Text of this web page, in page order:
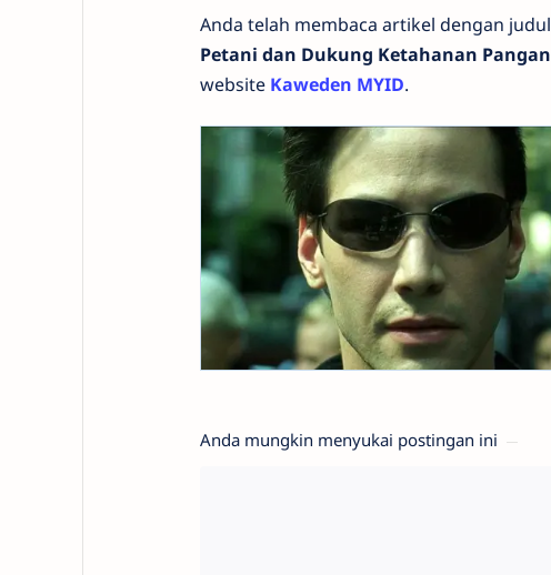
Anda telah membaca artikel dengan judul
Petani dan Dukung Ketahanan Pangan
website Kaweden MYID.
Anda mungkin menyukai postingan ini